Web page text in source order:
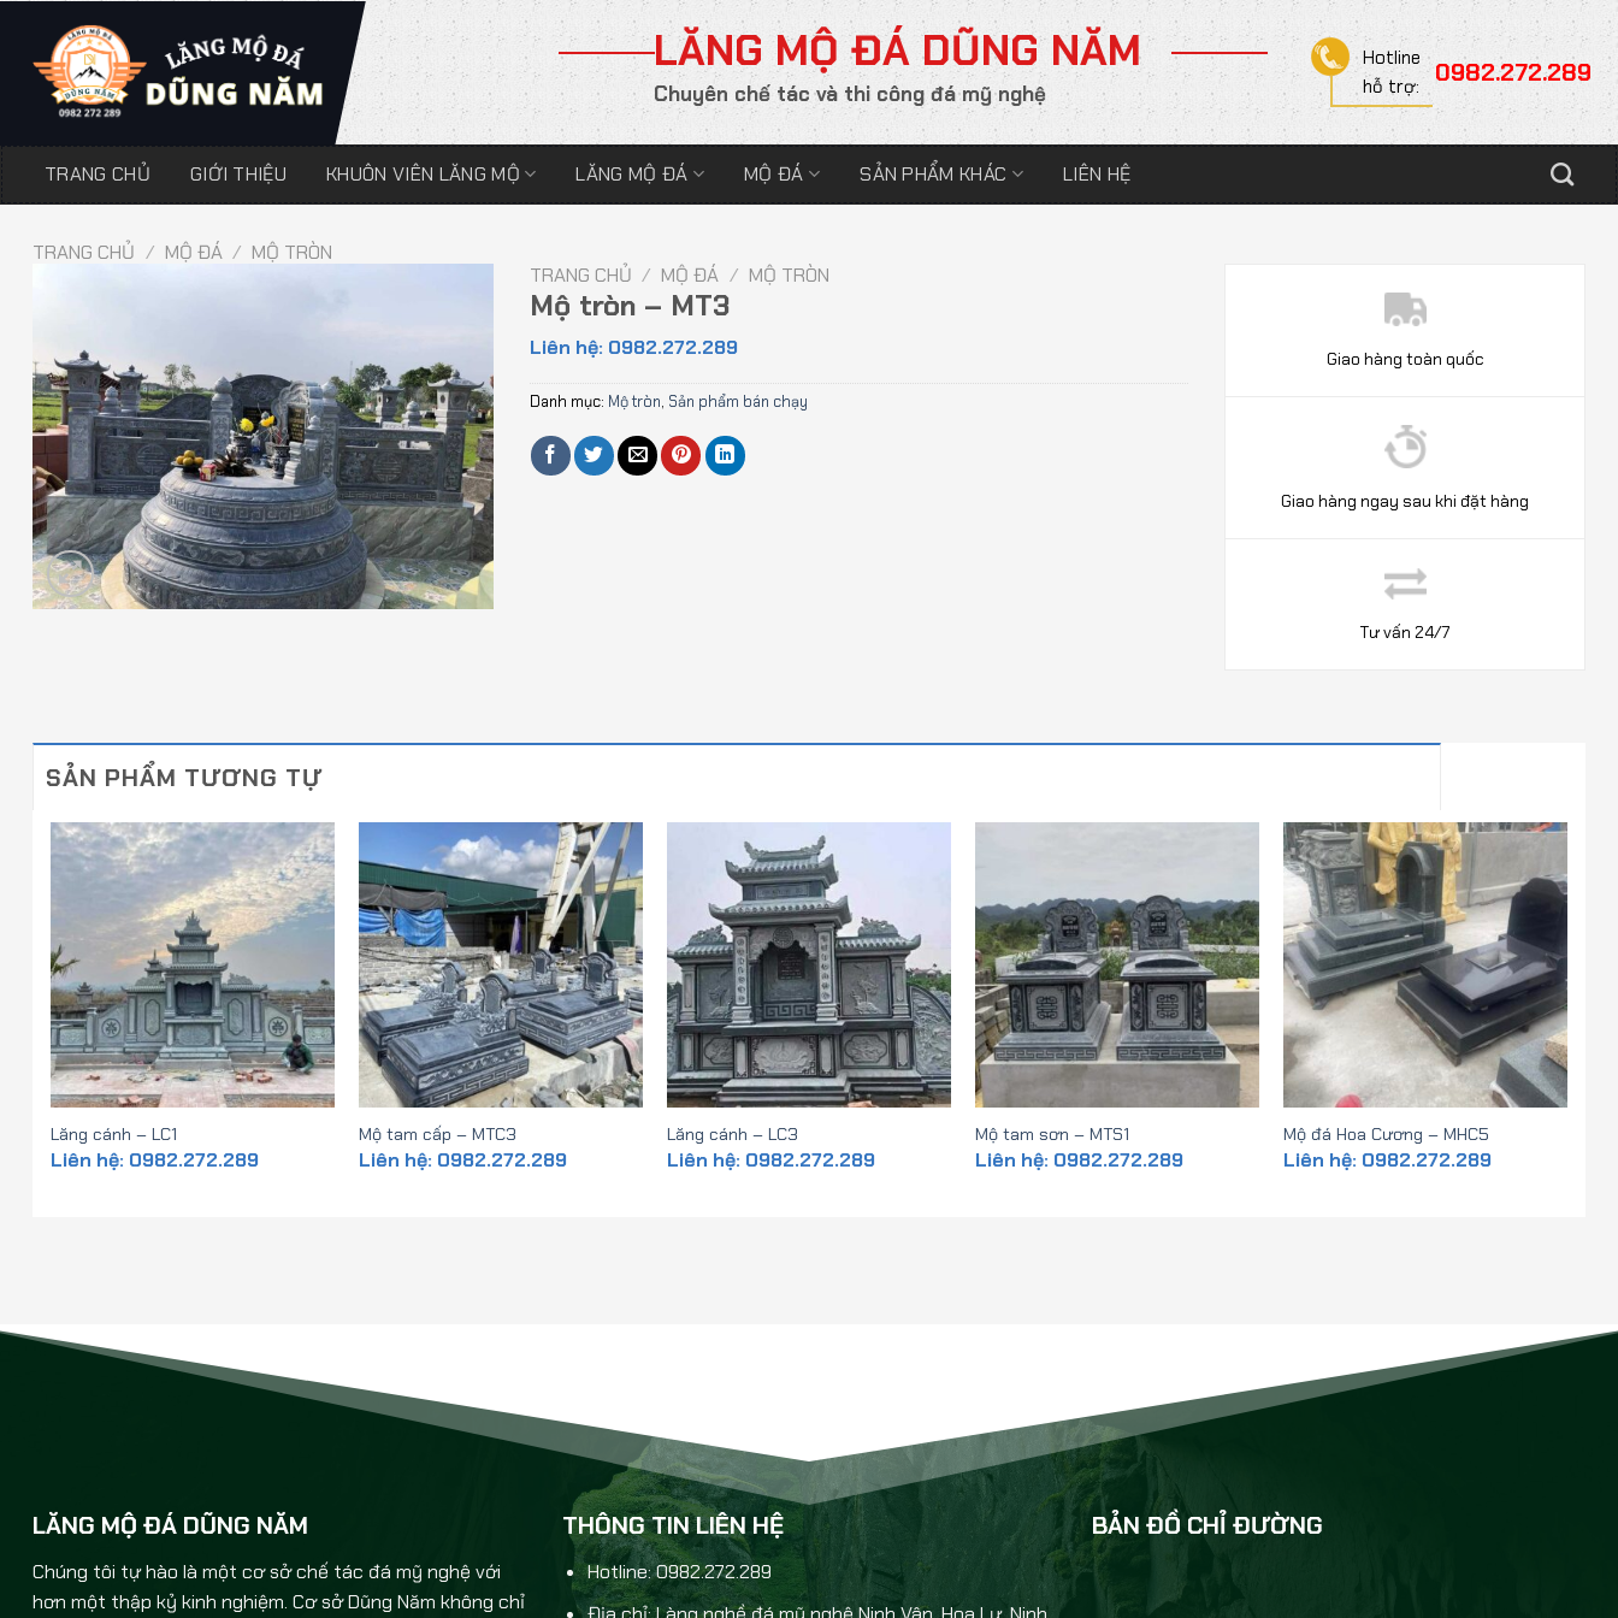
LĂNG MỘ ĐÁ DŨNG NĂM
Chuyên chế tác và thi công đá mỹ nghệ
Hotline
hỗ trợ:
0982.272.289
TRANG CHỦ GIỚI THIỆU KHUÔN VIÊN LĂNG MỘ LĂNG MỘ ĐÁ MỘ ĐÁ SẢN PHẨM KHÁC LIÊN HỆ
TRANG CHỦ / MỘ ĐÁ / MỘ TRÒN
TRANG CHỦ / MỘ ĐÁ / MỘ TRÒN
Mộ tròn – MT3
Liên hệ: 0982.272.289
Danh mục: Mộ tròn, Sản phẩm bán chạy
Giao hàng toàn quốc
Giao hàng ngay sau khi đặt hàng
Tư vấn 24/7
SẢN PHẨM TƯƠNG TỰ
Lăng cánh – LC1
Liên hệ: 0982.272.289
Mộ tam cấp – MTC3
Liên hệ: 0982.272.289
Lăng cánh – LC3
Liên hệ: 0982.272.289
Mộ tam sơn – MTS1
Liên hệ: 0982.272.289
Mộ đá Hoa Cương – MHC5
Liên hệ: 0982.272.289
LĂNG MỘ ĐÁ DŨNG NĂM
Chúng tôi tự hào là một cơ sở chế tác đá mỹ nghệ với
hơn một thập kỷ kinh nghiệm. Cơ sở Dũng Năm không chỉ
THÔNG TIN LIÊN HỆ
Hotline: 0982.272.289
BẢN ĐỒ CHỈ ĐƯỜNG